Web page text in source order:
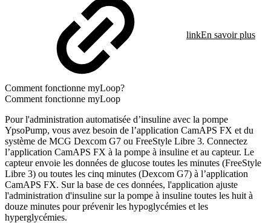
linkEn savoir plus
Comment fonctionne myLoop?
Comment fonctionne myLoop
Pour l'administration automatisée d’insuline avec la pompe
YpsoPump, vous avez besoin de l’application CamAPS FX et du
système de MCG Dexcom G7 ou FreeStyle Libre 3. Connectez
l’application CamAPS FX à la pompe à insuline et au capteur. Le
capteur envoie les données de glucose toutes les minutes (FreeStyle
Libre 3) ou toutes les cinq minutes (Dexcom G7) à l’application
CamAPS FX. Sur la base de ces données, l'application ajuste
l'administration d'insuline sur la pompe à insuline toutes les huit à
douze minutes pour prévenir les hypoglycémies et les
hyperglycémies.